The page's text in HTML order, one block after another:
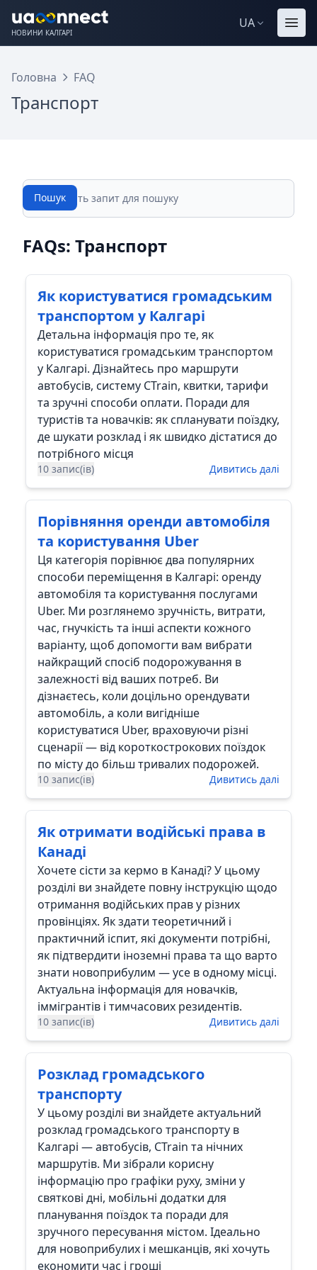
НОВИНИ КАЛГАРІ
UA
Головна FAQ
Транспорт
Пошук
Пошук
FAQs: Транспорт
Як користуватися громадським
транспортом у Калгарі
Детальна інформація про те, як
користуватися громадським транспортом
у Калгарі. Дізнайтесь про маршрути
автобусів, систему CTrain, квитки, тарифи
та зручні способи оплати. Поради для
туристів та новачків: як спланувати поїздку,
де шукати розклад і як швидко дістатися до
потрібного місця
10 запис(ів) Дивитись далі
Порівняння оренди автомобіля
та користування Uber
Ця категорія порівнює два популярних
способи переміщення в Калгарі: оренду
автомобіля та користування послугами
Uber. Ми розглянемо зручність, витрати,
час, гнучкість та інші аспекти кожного
варіанту, щоб допомогти вам вибрати
найкращий спосіб подорожування в
залежності від ваших потреб. Ви
дізнаєтесь, коли доцільно орендувати
автомобіль, а коли вигідніше
користуватися Uber, враховуючи різні
сценарії — від короткострокових поїздок
по місту до більш тривалих подорожей.
10 запис(ів) Дивитись далі
Як отримати водійські права в
Канаді
Хочете сісти за кермо в Канаді? У цьому
розділі ви знайдете повну інструкцію щодо
отримання водійських прав у різних
провінціях. Як здати теоретичний і
практичний іспит, які документи потрібні,
як підтвердити іноземні права та що варто
знати новоприбулим — усе в одному місці.
Актуальна інформація для новачків,
іммігрантів і тимчасових резидентів.
10 запис(ів) Дивитись далі
Розклад громадського
транспорту
У цьому розділі ви знайдете актуальний
розклад громадського транспорту в
Калгарі — автобусів, CTrain та нічних
маршрутів. Ми зібрали корисну
інформацію про графіки руху, зміни у
святкові дні, мобільні додатки для
планування поїздок та поради для
зручного пересування містом. Ідеально
для новоприбулих і мешканців, які хочуть
економити час і гроші